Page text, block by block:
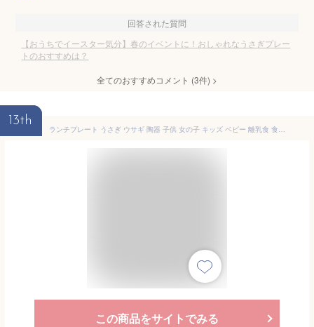
回答された質問
【おうちでイースター気分】春のイベントに！おしゃれなうさぎプレー
トのおすすめは？
全てのおすすめコメント (3件) >
13th
ランチプレート うさぎ ウサギ 陶器 子供 女の子 キッズ ベビー 離乳食 食器 お子様ランチ 仕切り皿 仕切り アニマル 動物 お食い初め 手掴み食べ おしゃれ かわいい 絵付け用 白 白磁 ポーセラーツ ポーセリンアート 深め 深い 食洗機対応 あす楽対応 即納 ラッピング不可
この商品をサイトでみる